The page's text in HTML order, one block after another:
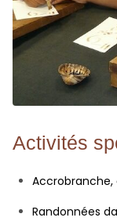
Activités
Accrobranche,
Randonnées